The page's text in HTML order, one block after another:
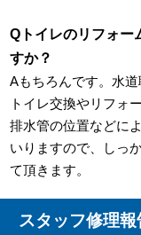
Qトイレのリフォー
すか？
Aもちろんです。水
トイレ交換やリフォ
排水管の位置などに
いりますので、しっ
て頂きます。
スタッフ修理報